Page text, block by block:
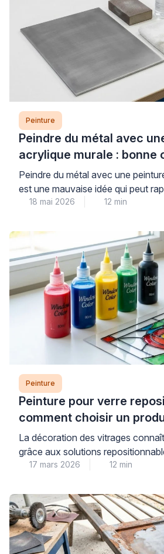
Peinture
Peindre du métal avec
acrylique murale : bonne
idée ?
Peindre du métal avec une
est une mauvaise idée qui peut
compromettre la durabilité et
pour les surfaces poreuses
ni l’adhérence ni la protection
nécessaires aux supports
votre installation à l’écaillage et à
18 mai 2026 12 min
Peinture
Peinture pour verre
comment choisir un
et de qualité
La décoration des vitrages
grâce aux solutions
permettent de personnaliser
recherchent des alternatives
vitraux traditionnels. Les
cette flexibilité tout en préservant
naturelle. Cependant, le choix du
nécessite une compréhension
17 mars 2026 12 min